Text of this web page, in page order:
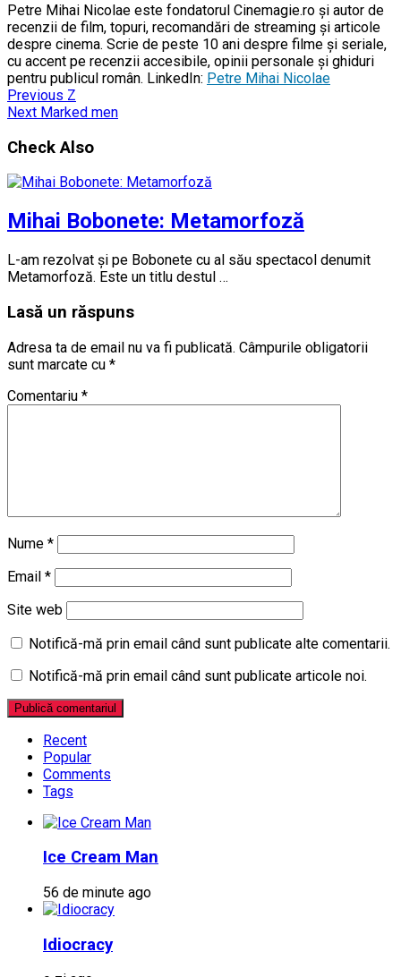
Petre Mihai Nicolae este fondatorul Cinemagie.ro și autor de
recenzii de film, topuri, recomandări de streaming și articole
despre cinema. Scrie de peste 10 ani despre filme și seriale,
cu accent pe recenzii accesibile, opinii personale și ghiduri
pentru publicul român. LinkedIn: Petre Mihai Nicolae
Previous Z
Next Marked men
Check Also
Mihai Bobonete: Metamorfoză
L-am rezolvat și pe Bobonete cu al său spectacol denumit
Metamorfoză. Este un titlu destul …
Lasă un răspuns
Adresa ta de email nu va fi publicată. Câmpurile obligatorii
sunt marcate cu *
Comentariu *
Nume *
Email *
Site web
Notifică-mă prin email când sunt publicate alte comentarii.
Notifică-mă prin email când sunt publicate articole noi.
Recent
Popular
Comments
Tags
Ice Cream Man
56 de minute ago
Idiocracy